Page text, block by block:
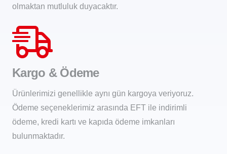
olmaktan mutluluk duyacaktır.
Kargo & Ödeme
Ürünlerimizi genellikle aynı gün kargoya veriyoruz.
Ödeme seçeneklerimiz arasında EFT ile indirimli
ödeme, kredi kartı ve kapıda ödeme imkanları
bulunmaktadır.